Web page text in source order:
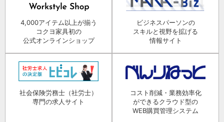
4,000アイテム以上が揃う
コクヨ家具初の
公式オンラインショップ
ビジネスパーソンの
スキルと視野を拡げる
情報サイト
社会保険労務士（社労士）
専門の求人サイト
コスト削減・業務効率化
ができるクラウド型の
WEB購買管理システム